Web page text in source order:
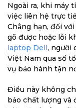
Ngoài ra, khi máy
việc liên hệ trực
Chẳng hạn, đối
gõ được hoặc lỗi
laptop Dell, người
Việt Nam qua số
vụ bảo hành tận
Điều này không
bảo chất lượng và